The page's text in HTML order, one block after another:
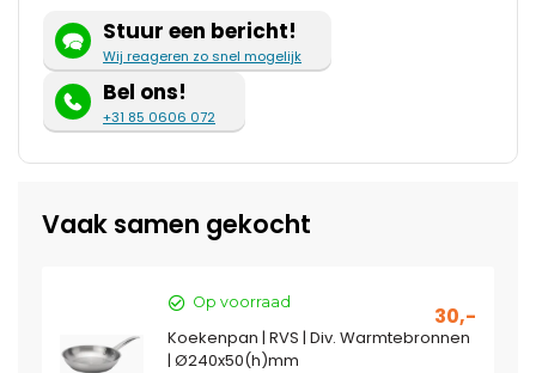
Stuur een bericht!
Wij reageren zo snel mogelijk
Bel ons!
+31 85 0606 072
Vaak samen gekocht
Op voorraad
30,-
Koekenpan | RVS | Div. Warmtebronnen
| Ø240x50(h)mm